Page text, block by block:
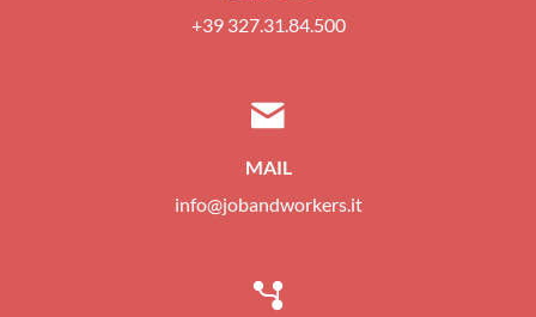
+39 327.31.84.500
MAIL
info@jobandworkers.it